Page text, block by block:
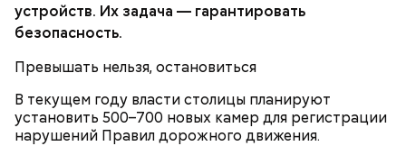
устройств. Их задача — гарантировать
безопасность.
Превышать нельзя, остановиться
В текущем году власти столицы планируют
установить 500–700 новых камер для регистрации
нарушений Правил дорожного движения.
Вот такая красота стояла у нас напротив
подъезда ещё в обед. К вечеру кто-то сломал
((( #зима #снеговик #Москва #медведково
Публикация отНина(@nikacat28)Янв 31, 2018
at 9:58 PST